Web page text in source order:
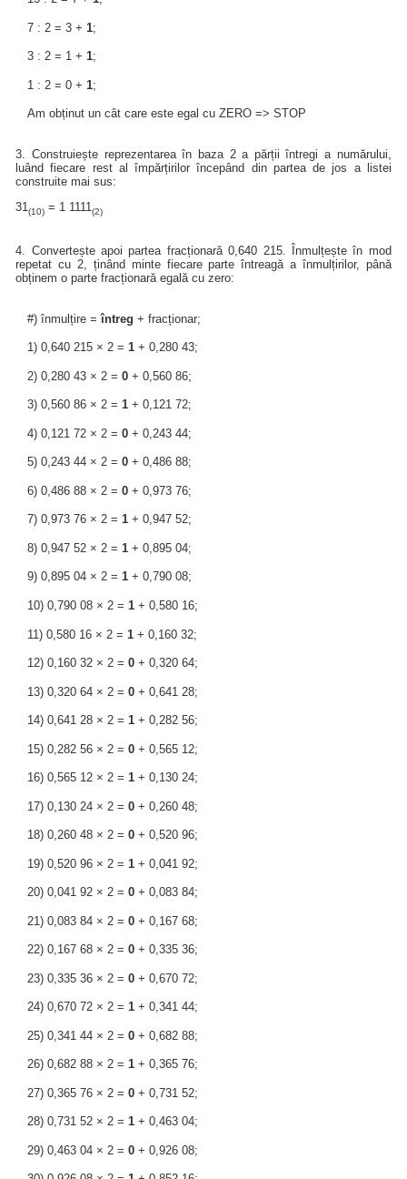
7 : 2 = 3 + 1;
3 : 2 = 1 + 1;
1 : 2 = 0 + 1;
Am obținut un cât care este egal cu ZERO => STOP
3. Construiește reprezentarea în baza 2 a părții întregi a numărului,
luând fiecare rest al împărțirilor începând din partea de jos a listei
construite mai sus:
31 (10) = 1 1111 (2)
4. Convertește apoi partea fracționară 0,640 215. Înmulțește în mod
repetat cu 2, ținând minte fiecare parte întreagă a înmulțirilor, până
obținem o parte fracționară egală cu zero:
#) înmulțire =întreg + fracționar;
1) 0,640 215 × 2 = 1+ 0,280 43;
2) 0,280 43 × 2 = 0+ 0,560 86;
3) 0,560 86 × 2 = 1+ 0,121 72;
4) 0,121 72 × 2 = 0+ 0,243 44;
5) 0,243 44 × 2 = 0+ 0,486 88;
6) 0,486 88 × 2 = 0+ 0,973 76;
7) 0,973 76 × 2 = 1+ 0,947 52;
8) 0,947 52 × 2 = 1+ 0,895 04;
9) 0,895 04 × 2 = 1+ 0,790 08;
10) 0,790 08 × 2 = 1+ 0,580 16;
11) 0,580 16 × 2 = 1+ 0,160 32;
12) 0,160 32 × 2 = 0+ 0,320 64;
13) 0,320 64 × 2 = 0+ 0,641 28;
14) 0,641 28 × 2 = 1+ 0,282 56;
15) 0,282 56 × 2 = 0+ 0,565 12;
16) 0,565 12 × 2 = 1+ 0,130 24;
17) 0,130 24 × 2 = 0+ 0,260 48;
18) 0,260 48 × 2 = 0+ 0,520 96;
19) 0,520 96 × 2 = 1+ 0,041 92;
20) 0,041 92 × 2 = 0+ 0,083 84;
21) 0,083 84 × 2 = 0+ 0,167 68;
22) 0,167 68 × 2 = 0+ 0,335 36;
23) 0,335 36 × 2 = 0+ 0,670 72;
24) 0,670 72 × 2 = 1+ 0,341 44;
25) 0,341 44 × 2 = 0+ 0,682 88;
26) 0,682 88 × 2 = 1+ 0,365 76;
27) 0,365 76 × 2 = 0+ 0,731 52;
28) 0,731 52 × 2 = 1+ 0,463 04;
29) 0,463 04 × 2 = 0+ 0,926 08;